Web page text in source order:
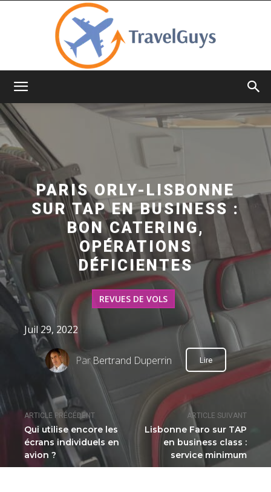
ARTICLE PRÉCÉDENT
Qui utilise encore les
écrans individuels en
avion ?
ARTICLE SUIVANT
Lisbonne Faro sur TAP
en business class :
service minimum
PARIS ORLY-LISBONNE
SUR TAP EN BUSINESS :
BON CATERING,
OPÉRATIONS
DÉFICIENTES
REVUES DE VOLS
Juil 29, 2022
Par Bertrand Duperrin Lire